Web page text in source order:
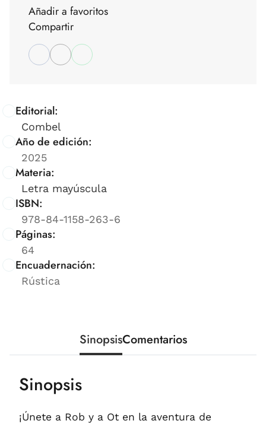
Editorial:
Combel
Año de edición:
2025
Materia:
Letra mayúscula
ISBN:
978-84-1158-263-6
Páginas:
64
Encuadernación:
Rústica
Añadir a favoritos
Compartir
SinopsisComentarios
Sinopsis
¡Únete a Rob y a Ot en la aventura de